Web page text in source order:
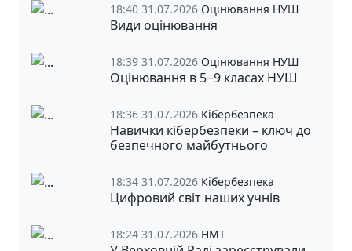
18:40 31.07.2026 Оцінювання НУШ
Види оцінювання
18:39 31.07.2026 Оцінювання НУШ
Оцінювання в 5‒9 класах НУШ
18:36 31.07.2026 Кібербезпека
Навички кібербезпеки – ключ до
безпечного майбутнього
18:34 31.07.2026 Кібербезпека
Цифровий світ наших учнів
18:24 31.07.2026 НМТ